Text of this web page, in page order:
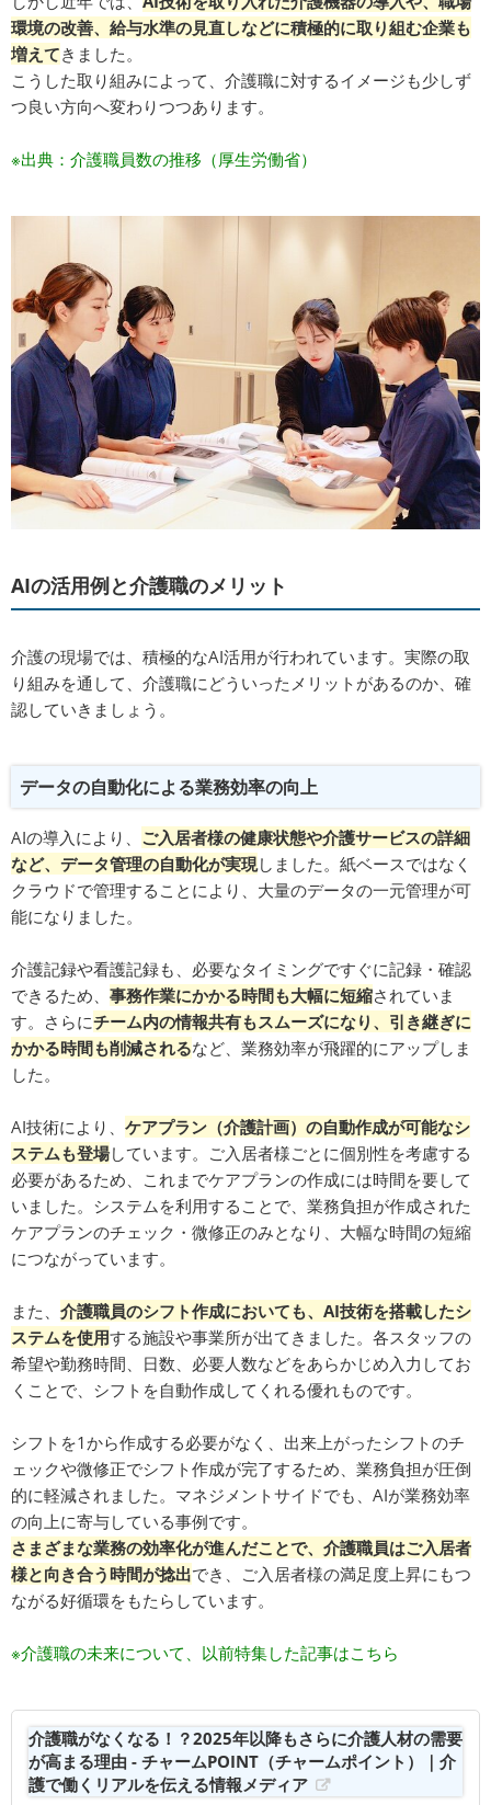
環境の改善、給与水準の見直しなどに積極的に取り組む企業も
増えてきました。
こうした取り組みによって、介護職に対するイメージも少しず
つ良い方向へ変わりつつあります。
※出典： 介護職員数の推移（厚生労働省）
AIの活用例と介護職のメリット
介護の現場では、積極的なAI活用が行われています。実際の取
り組みを通して、介護職にどういったメリットがあるのか、確
認していきましょう。
データの自動化による業務効率の向上
AIの導入により、 ご入居者様の健康状態や介護サービスの詳細
など、データ管理の自動化が実現しました。紙ベースではなく
クラウドで管理することにより、大量のデータの一元管理が可
能になりました。
介護記録や看護記録も、必要なタイミングですぐに記録・確認
できるため、 事務作業にかかる時間も大幅に短縮されていま
す。さらにチーム内の情報共有もスムーズになり、引き継ぎに
かかる時間も削減されるなど、業務効率が飛躍的にアップしま
した。
AI技術により、 ケアプラン（介護計画）の自動作成が可能なシ
ステムも登場しています。ご入居者様ごとに個別性を考慮する
必要があるため、これまでケアプランの作成には時間を要して
いました。システムを利用することで、業務負担が作成された
ケアプランのチェック・微修正のみとなり、大幅な時間の短縮
につながっています。
また、 介護職員のシフト作成においても、AI技術を搭載したシ
ステムを使用する施設や事業所が出てきました。各スタッフの
希望や勤務時間、日数、必要人数などをあらかじめ入力してお
くことで、シフトを自動作成してくれる優れものです。
シフトを1から作成する必要がなく、出来上がったシフトのチ
ェックや微修正でシフト作成が完了するため、業務負担が圧倒
的に軽減されました。マネジメントサイドでも、AIが業務効率
の向上に寄与している事例です。
さまざまな業務の効率化が進んだことで、介護職員はご入居者
様と向き合う時間が捻出でき、ご入居者様の満足度上昇にもつ
ながる好循環をもたらしています。
※介護職の未来について、以前特集した記事はこちら
介護職がなくなる！？2025年以降もさらに介護人材の需要
が高まる理由 - チャームPOINT（チャームポイント）｜介
護で働くリアルを伝える情報メディア